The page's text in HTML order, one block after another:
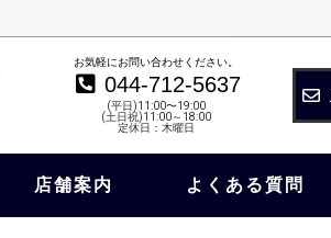
お気軽にお問い合わせください。
044-712-5637
(平日)11:00〜19:00
(土日祝)11:00～18:00
定休日：木曜日
店舗案内 よくある質問